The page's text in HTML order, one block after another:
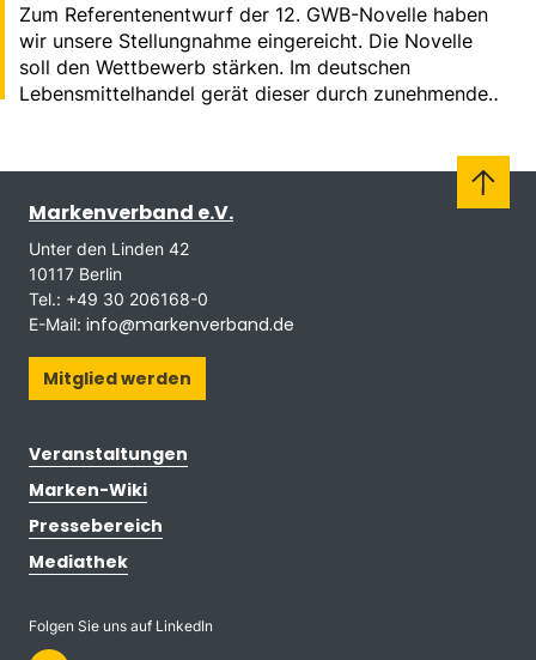
Zum Referentenentwurf der 12. GWB-Novelle haben
wir unsere Stellungnahme eingereicht. Die Novelle
soll den Wettbewerb stärken. Im deutschen
Lebensmittelhandel gerät dieser durch zunehmende
Markenverband e.V.
Unter den Linden 42
10117 Berlin
Tel.: +49 30 206168-0
E-Mail: info@markenverband.de
Mitglied werden
Veranstaltungen
Marken-Wiki
Pressebereich
Mediathek
Folgen Sie uns auf LinkedIn